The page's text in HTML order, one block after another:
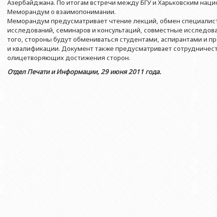
Выпускники БГУ
Почетные доктора
Образование в БГУ
Перечень специальностей
Знаменательные даты в истории БГУ
Отдел протокола
Служба психологической помощи
Культурно-творческий центр
Спортивно-оздоровительный
Университетская газета
Исторический
Факультет
Азербайджанской
Юридическое
Азербайджанской
Юридическое
образования
Юридическое
Азербайджана. По итогам встречи между БГУ и Харьковским
Меморандум о взаимопонимании.
Меморандум предусматривает чтение лекций, обмен
исследований, семинаров и консультаций, совместные
того, стороны будут обмениваться студентами, аспирантами и
и квалификации. Документ также предусматривает
олицетворяющих достижения сторон.
Отдел Печати и Информации, 29 июня 2011 года.